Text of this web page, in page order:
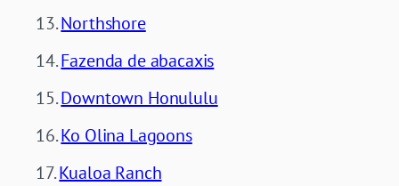
Northshore
Fazenda de abacaxis
Downtown Honululu
Ko Olina Lagoons
Kualoa Ranch